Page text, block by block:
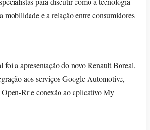
mobilidade e a relação entre consumidores
foi a apresentação do novo Renault Boreal,
aos serviços Google Automotive,
Rr e conexão ao aplicativo My